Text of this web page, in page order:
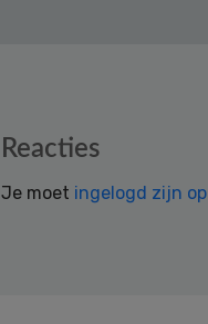
Reacties
Je moet ingelogd zijn op